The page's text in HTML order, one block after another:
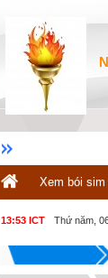
Xem bói sim
13:53 ICT Thứ năm,